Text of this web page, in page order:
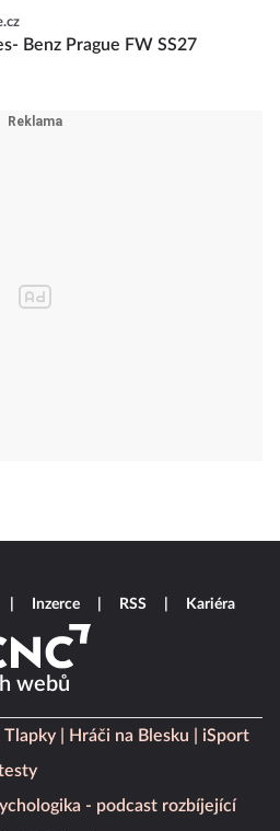
Benz Prague FW SS27
webů
Tlapky Hráči na Blesku
iSport
- podcast rozbíjející
Inzerce RSS Kariéra